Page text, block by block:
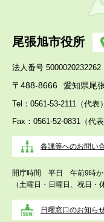
尾張旭市役所
法人番号 5000020232262
〒488-8666 愛知県尾
Tel：0561-53-2111（代表）
Fax：0561-52-0831（代表
各課等へのお問い
開庁時間 平日 午前9時か
（土曜日・日曜日、祝日・
日曜窓口のお知ら